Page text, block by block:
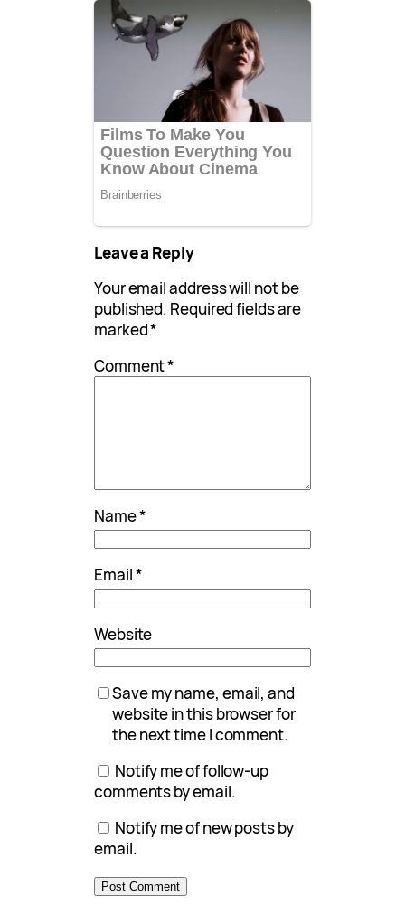
Leave a Reply
Your email address will not be
published. Required fields are
marked*
Comment*
Name*
Email*
Website
Save my name, email, and
website in this browser for
the next time I comment.
Notify me of follow-up
comments by email.
Notify me of new posts by
email.